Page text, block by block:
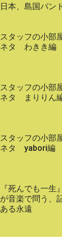
日本、島国バン
スタッフの小部
ネタ わきき編
スタッフの小部
ネタ まりりん
スタッフの小部
ネタ yabori編
『死んでも一生
が音楽で問う、
ある永遠